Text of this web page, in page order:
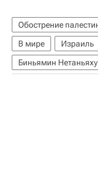
В мире
Израиль
Биньямин Нетаньяху